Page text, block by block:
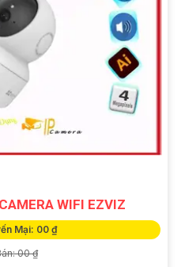
WIFI EZVIZ
Mại: 00 ₫
00 ₫